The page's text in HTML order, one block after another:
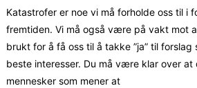
Katastrofer er noe vi må forholde oss til i
fremtiden. Vi må også være på vakt mot
brukt for å få oss til å takke ”ja” til forslag
beste interesser. Du må være klar over at
mennesker som mener at